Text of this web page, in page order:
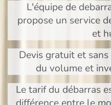
L'équipe de
propose un service
et
Devis gratuit et
du volume et
Le tarif du débarras